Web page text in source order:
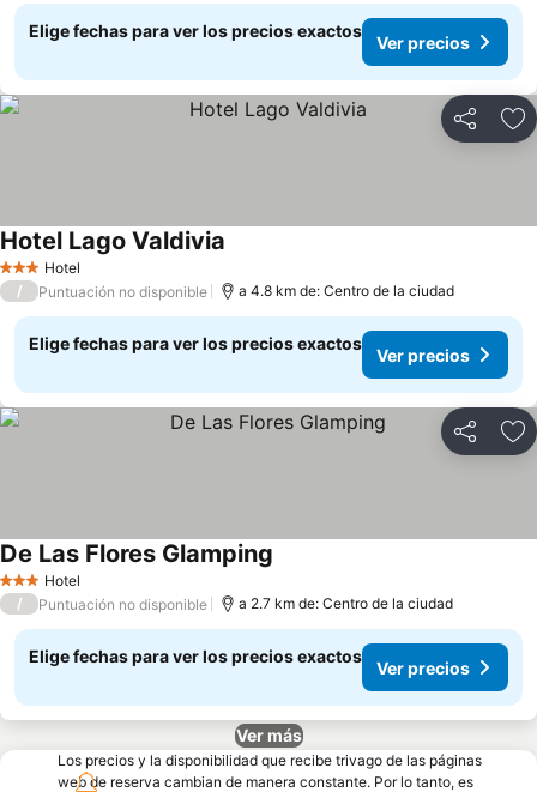
Elige fechas para ver los precios exactos
Ver precios
Compartir
3 Estrellas
Hotel
Hotel Lago Valdivia
/ Puntuación no disponible a 4.8 km de: Centro de la ciudad
Elige fechas para ver los precios exactos
Ver precios
Compartir
3 Estrellas
Hotel
De Las Flores Glamping
/ Puntuación no disponible a 2.7 km de: Centro de la ciudad
Elige fechas para ver los precios exactos
Ver precios
Ver más
Los precios y la disponibilidad que recibe trivago de las páginas
web de reserva cambian de manera constante. Por lo tanto, es